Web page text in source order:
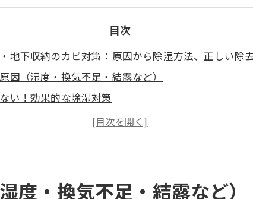
目次
地下収納のカビ対策：原因から除湿方法、正しい除
因（湿度・換気不足・結露など）
い！効果的な除湿対策
ビの正しい除去方法と注意点
ビが及ぼす健康リスク
い部屋づくりのヒント
度・換気不足・結露など）